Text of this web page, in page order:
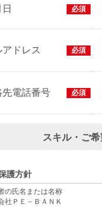
必須
アドレス 必須
先電話番号 必須
スキル・ご
護方針
の氏名または名称
社ＰＥ－ＢＡＮＫ